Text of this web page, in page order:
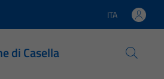
Lingua attiva:
ITA
di Casella